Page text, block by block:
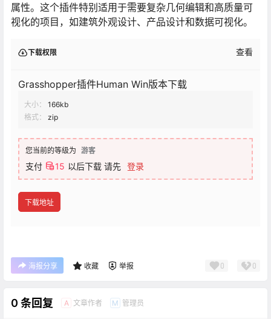
属性。这个插件特别适用于需要复杂几何编辑和高质量可
视化的项目，如建筑外观设计、产品设计和数据可视化。
下载权限 查看
Grasshopper插件Human Win版本下载
大小：
166kb
格式：
zip
您当前的等级为 游客
支付 15 以后下载 请先 登录
下载地址
海报分享 收藏 举报 0 0
0 条回复 A 文章作者 M 管理员